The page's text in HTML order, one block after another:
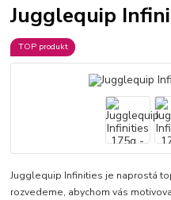
Jugglequip
TOP produkt
Jugglequip Infinities je naprostá
rozvedeme, abychom vás